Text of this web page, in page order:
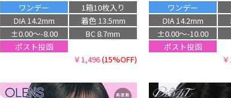
ワンデー
1箱10枚入り
DIA 14.2mm
着色 13.5mm
±0.00〜-8.00
BC 8.7mm
ポスト投函
￥1,496(15%OFF)
ワンデー
DIA 14.2mm
±0.00〜-10.00
ポスト投函